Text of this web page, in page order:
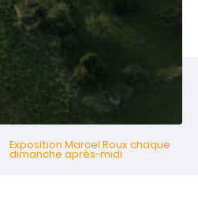
Exposition Marcel Roux chaque
dimanche après-midi